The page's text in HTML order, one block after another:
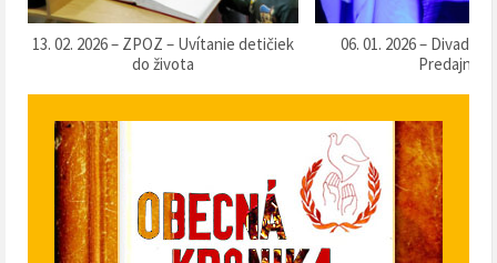
06. 01. 2026 – Divadlo „Táračky“ v
Predajnej
13. 12. 2025 – Súťaž o
klobásu 2025“ v